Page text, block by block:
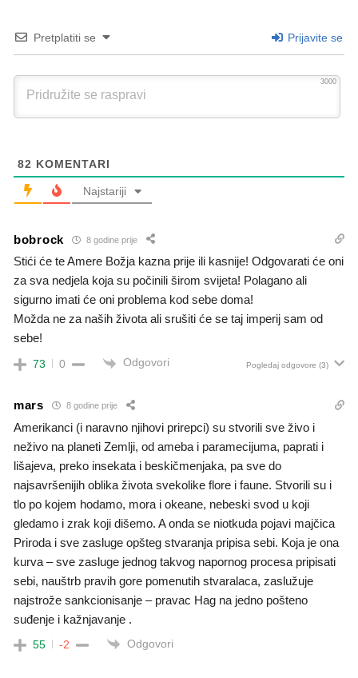
Pretplatiti se Prijavite se
3000
82 KOMENTARI
Najstariji
bobrock 8 godine prije
Stići će te Amere Božja kazna prije ili kasnije! Odgovarati će oni
za sva nedjela koja su počinili širom svijeta! Polagano ali
sigurno imati će oni problema kod sebe doma!
Možda ne za naših života ali srušiti će se taj imperij sam od
sebe!
73 0 Odgovori Pogledaj odgovore (3)
mars 8 godine prije
Amerikanci (i naravno njihovi prirepci) su stvorili sve živo i
neživo na planeti Zemlji, od ameba i paramecijuma, paprati i
lišajeva, preko insekata i beskičmenjaka, pa sve do
najsavršenijih oblika života svekolike flore i faune. Stvorili su i
tlo po kojem hodamo, mora i okeane, nebeski svod u koji
gledamo i zrak koji dišemo. A onda se niotkuda pojavi majčica
Priroda i sve zasluge opšteg stvaranja pripisa sebi. Koja je ona
kurva – sve zasluge jednog takvog napornog procesa pripisati
sebi, nauštrb pravih gore pomenutih stvaralaca, zaslužuje
najstrože sankcionisanje – pravac Hag na jedno pošteno
suđenje i kažnjavanje .
55 -2 Odgovori